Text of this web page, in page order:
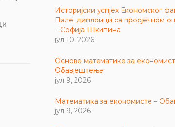
Историјски успјех Економског
Пале: дипломци са просјечном
– Софија Шкипина
јул 10, 2026
Основе математике за
Обавјештење
јул 9, 2026
Математика за економисте –
јул 9, 2026